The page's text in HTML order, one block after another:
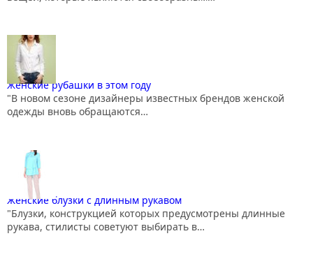
Женские рубашки в этом году
"В новом сезоне дизайнеры известных брендов женской
одежды вновь обращаются…
Женские блузки с длинным рукавом
"Блузки, конструкцией которых предусмотрены длинные
рукава, стилисты советуют выбирать в…